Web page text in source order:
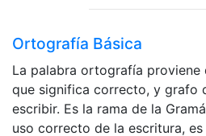
Ortografía Básica
La palabra ortografía proviene
que significa correcto, y grafo
escribir. Es la rama de la
uso correcto de la escritura,